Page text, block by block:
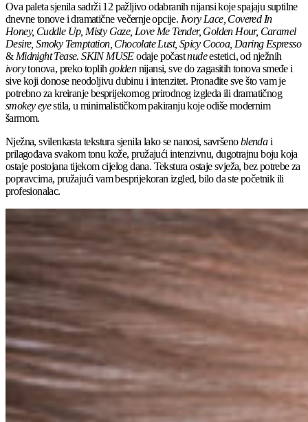
Ova paleta sjenila sadrži 12 pažljivo odabranih nijansi koje spajaju suptilne
dnevne tonove i dramatične večernje opcije. Ivory Lace, Covered In
Honey, Cuddle Up, Misty Gaze, Love Me Tender, Golden Hour, Caramel
Desire, Smoky Temptation, Chocolate Lust, Spicy Cocoa, Daring Espresso
&Midnight Tease. SKIN MUSEodaje počastnudeestetici, od nježnih
ivorytonova, preko toplih goldennijansi, sve do zagasitih tonova smeđe i
sive koji donose neodoljivu dubinu i intenzitet. Pronađite sve što vam je
potrebno za kreiranje besprijekornog prirodnog izgleda ili dramatičnog
smokey eyestila, u minimalističkom pakiranju koje odiše modernim
šarmom.
Nježna, svilenkasta tekstura sjenila lako se nanosi, savršenoblendai
prilagođava svakom tonu kože, pružajući intenzivnu, dugotrajnu boju koja
ostaje postojana tijekom cijelog dana. Tekstura ostaje svježa, bez potrebe za
popravcima, pružajući vam besprijekoran izgled, bilo da ste početnik ili
profesionalac.